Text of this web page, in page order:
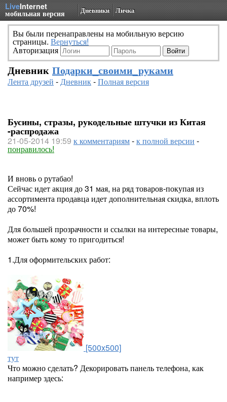
LiveInternet
мобильная версия Дневники Личка
Вы были перенаправлены на мобильную версию
страницы. Вернуться!
Авторизация
Дневник Подарки_своими_руками
Лента друзей -Дневник-Полная версия
Бусины, стразы, рукодельные штучки из Китая
-распродажа
21-05-2014 19:59 к комментариям-к полной версии -
понравилось!
И вновь о рутабао!
Сейчас идет акция до 31 мая, на ряд товаров-покупая из
ассортимента продавца идет дополнительная скидка, вплоть
до 70%!
Для большей прозрачности и ссылки на интересные товары,
может быть кому то пригодиться!
1.Для оформительских работ:
[500x500]
тут
Что можно сделать? Декорировать панель телефона, как
например здесь: